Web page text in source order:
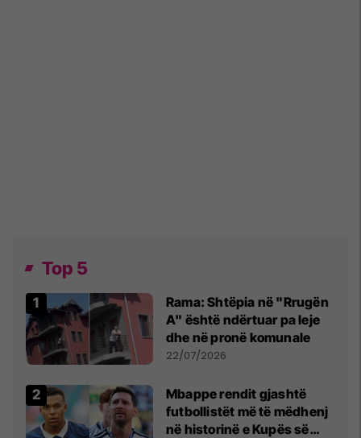
Top 5
Rama: Shtëpia në "Rrugën
A" është ndërtuar pa leje
dhe në pronë komunale
22/07/2026
Mbappe rendit gjashtë
futbollistët më të mëdhenj
në historinë e Kupës së